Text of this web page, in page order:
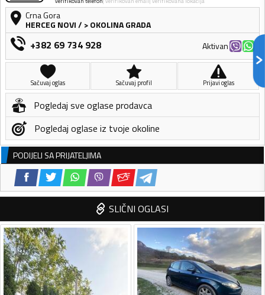
Crna Gora
HERCEG NOVI/ > OKOLINA GRADA
+382 69 734 928 Aktivan
Sačuvaj oglas Sačuvaj profil Prijavi oglas
Pogledaj sve oglase prodavca
Pogledaj oglase iz tvoje okoline
PODIJELI SA PRIJATELJIMA
SLIČNI OGLASI